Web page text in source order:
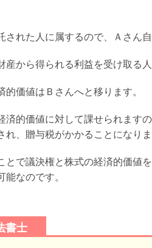
された人に属するので、Ａさん
産から得られる利益を受け取る
価値はＢさんへと移ります。
済的価値に対して課せられます
れ、贈与税がかかることになり
とで議決権と株式の経済的価値
なのです。
書士